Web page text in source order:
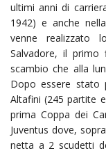
ultimi anni di
1942) e anche
venne realizzato
Salvadore, il primo
scambio che alla
Dopo essere stato
Altafini (245 partite
prima Coppa dei
Juventus dove,
netta a 2 scudetti